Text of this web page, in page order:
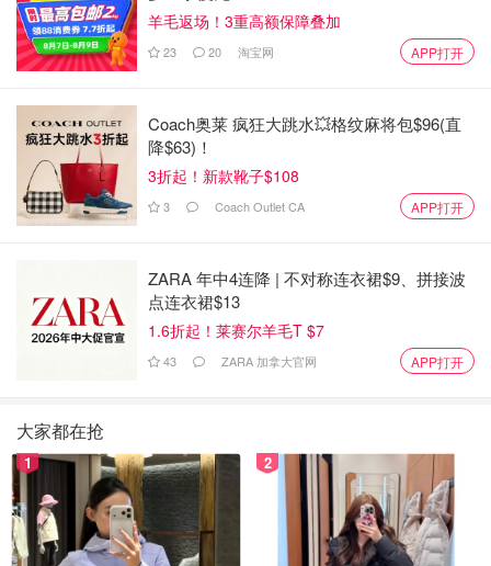
羊毛返场！3重高额保障叠加
23 20 淘宝网 APP打开
Coach奥莱 疯狂大跳水💥格纹麻将包$96(直
降$63)！
3折起！新款靴子$108
3 Coach Outlet CA APP打开
ZARA 年中4连降 | 不对称连衣裙$9、拼接波
点连衣裙$13
1.6折起！莱赛尔羊毛T $7
43 ZARA 加拿大官网 APP打开
大家都在抢
1 2